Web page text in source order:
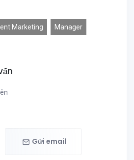
Marketing Manager
Gửi email